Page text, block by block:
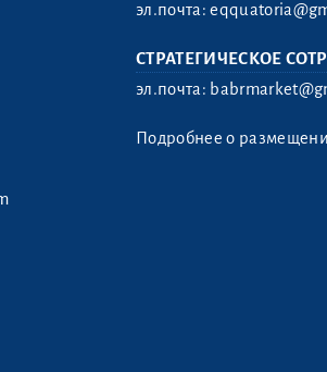
эл.почта:
СТРАТЕГИЧЕСКОЕ
эл.почта:
Подробнее о